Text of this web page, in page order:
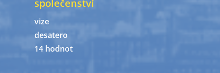
společenství
vize
desatero
14 hodnot